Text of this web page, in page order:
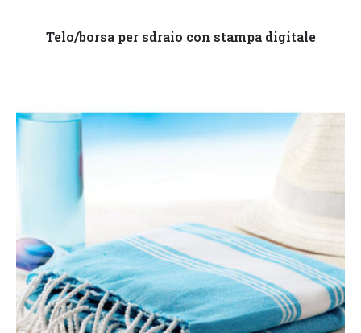
Leggi tutto
Telo/borsa per sdraio con stampa digitale